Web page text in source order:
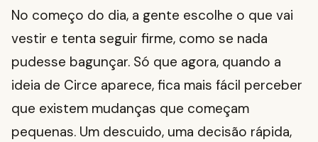
No começo do dia, a gente escolhe o que vai
vestir e tenta seguir firme, como se nada
pudesse bagunçar. Só que agora, quando a
ideia de Circe aparece, fica mais fácil perceber
que existem mudanças que começam
pequenas. Um descuido, uma decisão rápida,